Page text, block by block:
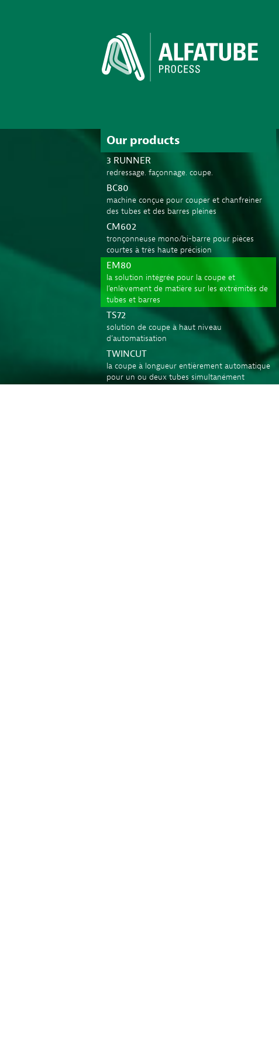
Our products
3 RUNNER
redressage. façonnage. coupe.
BC80
machine conçue pour couper et chanfreiner
des tubes et des barres pleines
CM602
tronçonneuse mono/bi-barre pour pièces
courtes à très haute précision
EM80
la solution intégrée pour la coupe et
l’enlèvement de matière sur les extrémités de
tubes et barres
TS72
solution de coupe à haut niveau
d’automatisation
TWINCUT
la coupe à longueur entièrement automatique
pour un ou deux tubes simultanément